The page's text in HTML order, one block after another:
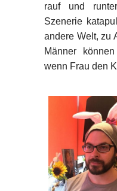
rauf und
Szenerie
andere Welt, zu
Männer
wenn Frau den